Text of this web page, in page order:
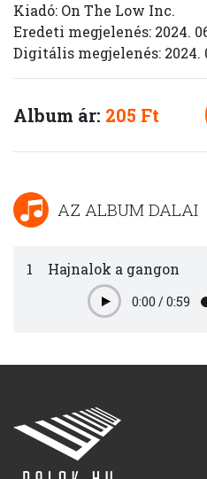
Kiadó: On The Low Inc.
Eredeti megjelenés: 2024.
Digitális megjelenés: 2024.
Album ár: 205 Ft
AZ ALBUM DALAI
1 Hajnalok a gangon
Play0:00 /0:59